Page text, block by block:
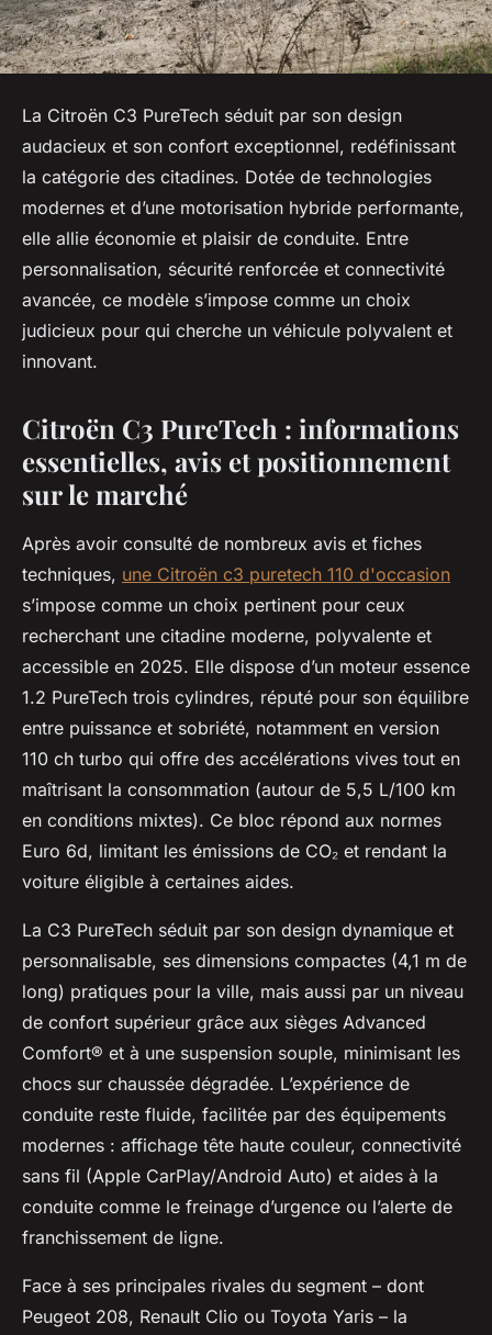
La Citroën C3 PureTech séduit par son design
audacieux et son confort exceptionnel, redéfinissant
la catégorie des citadines. Dotée de technologies
modernes et d’une motorisation hybride performante,
elle allie économie et plaisir de conduite. Entre
personnalisation, sécurité renforcée et connectivité
avancée, ce modèle s’impose comme un choix
judicieux pour qui cherche un véhicule polyvalent et
innovant.
Citroën C3 PureTech : informations
essentielles, avis et positionnement
sur le marché
Après avoir consulté de nombreux avis et fiches
techniques, une Citroën c3 puretech 110 d'occasion
s’impose comme un choix pertinent pour ceux
recherchant une citadine moderne, polyvalente et
accessible en 2025. Elle dispose d’un moteur essence
1.2 PureTech trois cylindres, réputé pour son équilibre
entre puissance et sobriété, notamment en version
110 ch turbo qui offre des accélérations vives tout en
maîtrisant la consommation (autour de 5,5 L/100 km
en conditions mixtes). Ce bloc répond aux normes
Euro 6d, limitant les émissions de CO₂ et rendant la
voiture éligible à certaines aides.
La C3 PureTech séduit par son design dynamique et
personnalisable, ses dimensions compactes (4,1 m de
long) pratiques pour la ville, mais aussi par un niveau
de confort supérieur grâce aux sièges Advanced
Comfort® et à une suspension souple, minimisant les
chocs sur chaussée dégradée. L’expérience de
conduite reste fluide, facilitée par des équipements
modernes : affichage tête haute couleur, connectivité
sans fil (Apple CarPlay/Android Auto) et aides à la
conduite comme le freinage d’urgence ou l’alerte de
franchissement de ligne.
Face à ses principales rivales du segment – dont
Peugeot 208, Renault Clio ou Toyota Yaris – la